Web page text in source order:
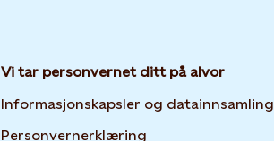
Vi tar personvernet ditt på alvor
Informasjonskapsler og datainnsamling
Personvernerklæring